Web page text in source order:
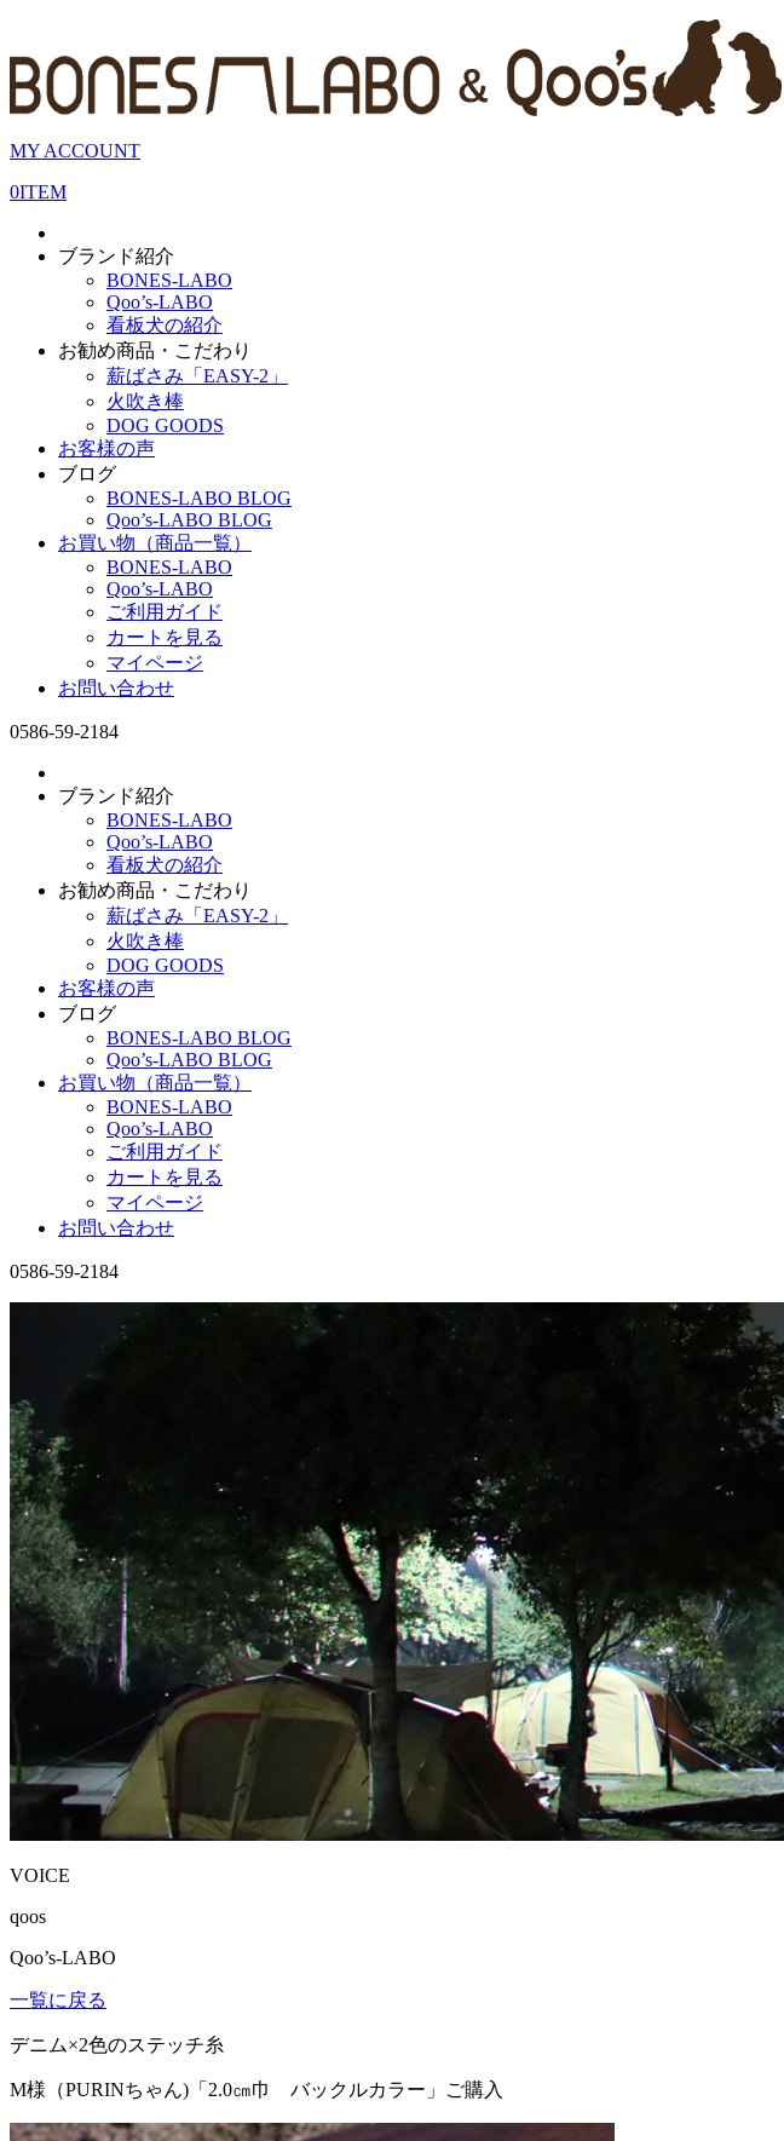
MY ACCOUNT
0ITEM
ブランド紹介
BONES-LABO
Qoo’s-LABO
看板犬の紹介
お勧め商品・こだわり
薪ばさみ「EASY-2」
火吹き棒
DOG GOODS
お客様の声
ブログ
BONES-LABO BLOG
Qoo’s-LABO BLOG
お買い物（商品一覧）
BONES-LABO
Qoo’s-LABO
ご利用ガイド
カートを見る
マイページ
お問い合わせ
0586-59-2184
ブランド紹介
BONES-LABO
Qoo’s-LABO
看板犬の紹介
お勧め商品・こだわり
薪ばさみ「EASY-2」
火吹き棒
DOG GOODS
お客様の声
ブログ
BONES-LABO BLOG
Qoo’s-LABO BLOG
お買い物（商品一覧）
BONES-LABO
Qoo’s-LABO
ご利用ガイド
カートを見る
マイページ
お問い合わせ
0586-59-2184
VOICE
qoos
Qoo’s-LABO
一覧に戻る
デニム×2色のステッチ糸
M様（PURINちゃん) 「2.0㎝巾 バックルカラー」ご購入